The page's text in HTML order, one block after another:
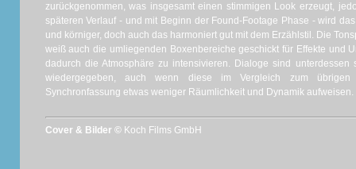
zurückgenommen, was insgesamt einen stimmigen Look erzeugt,
späteren Verlauf - und mit Beginn der Found-Footage Phase - wird
und körniger, doch auch das harmoniert gut mit dem Erzählstil. Die
weiß auch die umliegenden Boxenbereiche geschickt für Effekte und
dadurch die Atmosphäre zu intensivieren. Dialoge sind
wiedergegeben, auch wenn diese im Vergleich zum
Synchronfassung etwas weniger Räumlichkeit und Dynamik aufweisen.
Cover & Bilder © Koch Films GmbH